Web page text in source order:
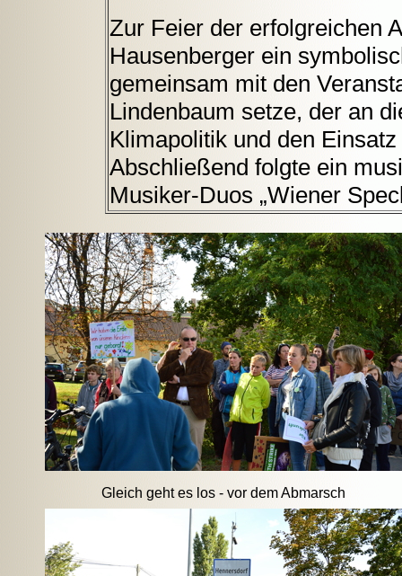
Zur Feier der erfolgreichen
Hausenberger ein
gemeinsam mit den
Lindenbaum setze, der an
Klimapolitik und den
Abschließend folgte ein
Musiker-Duos „Wiener
Gleich geht es los - vor dem Abmarsch